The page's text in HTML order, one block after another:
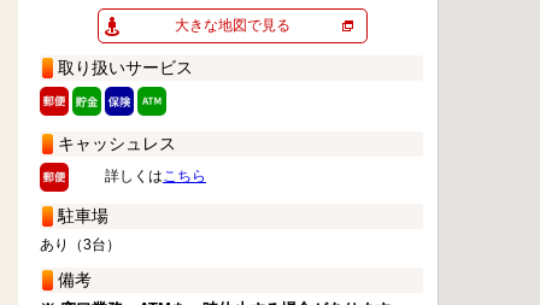
大きな地図で見る
取り扱いサービス
キャッシュレス
詳しくはこちら
駐車場
あり（3台）
備考